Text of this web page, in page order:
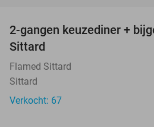
2-gangen keuzediner +
Sittard
Flamed Sittard
Sittard
Verkocht: 67